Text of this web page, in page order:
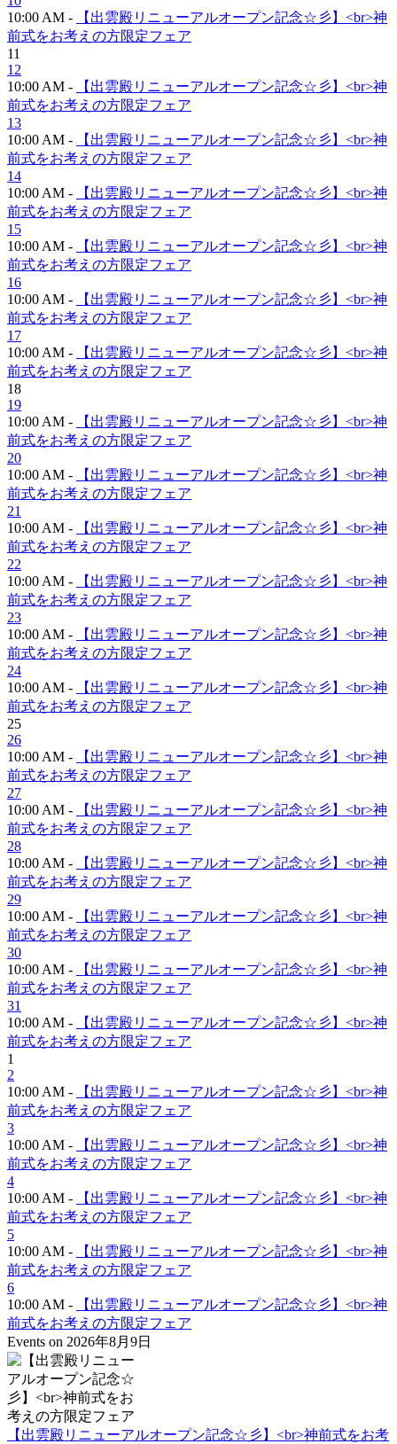
10:00 AM -
【出雲殿リニューアルオープン記念☆彡】<br>神
前式をお考えの方限定フェア
11
12
10:00 AM -
【出雲殿リニューアルオープン記念☆彡】<br>神
前式をお考えの方限定フェア
13
10:00 AM -
【出雲殿リニューアルオープン記念☆彡】<br>神
前式をお考えの方限定フェア
14
10:00 AM -
【出雲殿リニューアルオープン記念☆彡】<br>神
前式をお考えの方限定フェア
15
10:00 AM -
【出雲殿リニューアルオープン記念☆彡】<br>神
前式をお考えの方限定フェア
16
10:00 AM -
【出雲殿リニューアルオープン記念☆彡】<br>神
前式をお考えの方限定フェア
17
10:00 AM -
【出雲殿リニューアルオープン記念☆彡】<br>神
前式をお考えの方限定フェア
18
19
10:00 AM -
【出雲殿リニューアルオープン記念☆彡】<br>神
前式をお考えの方限定フェア
20
10:00 AM -
【出雲殿リニューアルオープン記念☆彡】<br>神
前式をお考えの方限定フェア
21
10:00 AM -
【出雲殿リニューアルオープン記念☆彡】<br>神
前式をお考えの方限定フェア
22
10:00 AM -
【出雲殿リニューアルオープン記念☆彡】<br>神
前式をお考えの方限定フェア
23
10:00 AM -
【出雲殿リニューアルオープン記念☆彡】<br>神
前式をお考えの方限定フェア
24
10:00 AM -
【出雲殿リニューアルオープン記念☆彡】<br>神
前式をお考えの方限定フェア
25
26
10:00 AM -
【出雲殿リニューアルオープン記念☆彡】<br>神
前式をお考えの方限定フェア
27
10:00 AM -
【出雲殿リニューアルオープン記念☆彡】<br>神
前式をお考えの方限定フェア
28
10:00 AM -
【出雲殿リニューアルオープン記念☆彡】<br>神
前式をお考えの方限定フェア
29
10:00 AM -
【出雲殿リニューアルオープン記念☆彡】<br>神
前式をお考えの方限定フェア
30
10:00 AM -
【出雲殿リニューアルオープン記念☆彡】<br>神
前式をお考えの方限定フェア
31
10:00 AM -
【出雲殿リニューアルオープン記念☆彡】<br>神
前式をお考えの方限定フェア
1
2
10:00 AM -
【出雲殿リニューアルオープン記念☆彡】<br>神
前式をお考えの方限定フェア
3
10:00 AM -
【出雲殿リニューアルオープン記念☆彡】<br>神
前式をお考えの方限定フェア
4
10:00 AM -
【出雲殿リニューアルオープン記念☆彡】<br>神
前式をお考えの方限定フェア
5
10:00 AM -
【出雲殿リニューアルオープン記念☆彡】<br>神
前式をお考えの方限定フェア
6
10:00 AM -
【出雲殿リニューアルオープン記念☆彡】<br>神
前式をお考えの方限定フェア
Events on 2026年8月9日
【出雲殿リニューアルオープン記念☆彡】<br>神前式をお考